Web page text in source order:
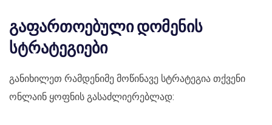
გაფართოებული დომენის
სტრატეგიები
განიხილეთ რამდენიმე მოწინავე სტრატეგია თქვენი
ონლაინ ყოფნის გასაძლიერებლად: